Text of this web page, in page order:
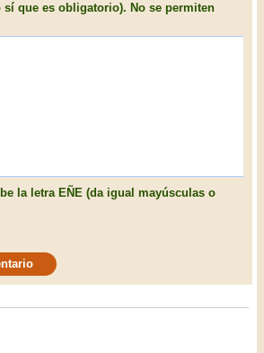
sí que es obligatorio). No se permiten
la letra EÑE (da igual mayúsculas o